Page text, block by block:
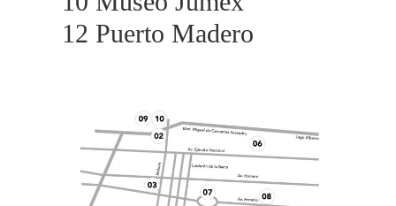
12 Puerto Madero